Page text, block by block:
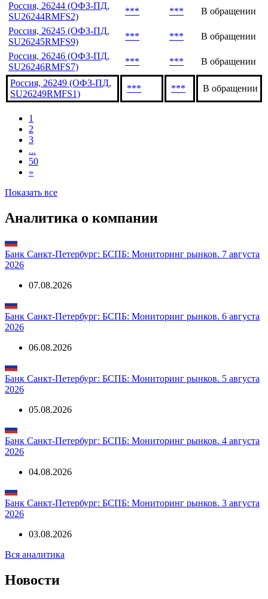
Россия, 26244 (ОФЗ-ПД,
SU26244RMFS2)
*** ***
В обращении
Россия, 26245 (ОФЗ-ПД,
SU26245RMFS9)
*** ***
В обращении
Россия, 26246 (ОФЗ-ПД,
SU26246RMFS7)
*** *** В обращении
Россия, 26249 (ОФЗ-ПД,
SU26249RMFS1)
*** *** В обращении
1
2
3
...
50
»
Показать все
Аналитика о компании
Банк Санкт-Петербург: БСПБ: Мониторинг рынков. 7 августа
2026
07.08.2026
Банк Санкт-Петербург: БСПБ: Мониторинг рынков. 6 августа
2026
06.08.2026
Банк Санкт-Петербург: БСПБ: Мониторинг рынков. 5 августа
2026
05.08.2026
Банк Санкт-Петербург: БСПБ: Мониторинг рынков. 4 августа
2026
04.08.2026
Банк Санкт-Петербург: БСПБ: Мониторинг рынков. 3 августа
2026
03.08.2026
Вся аналитика
Новости